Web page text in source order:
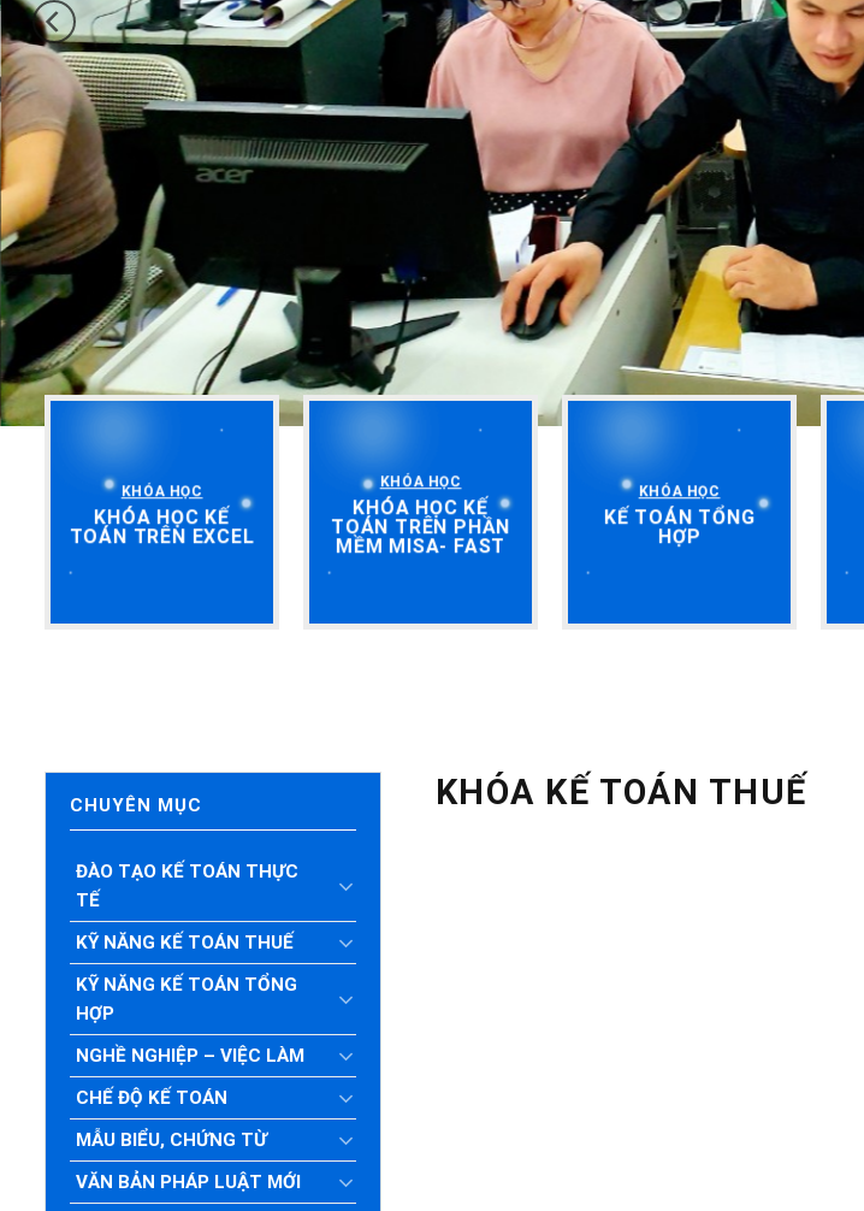
KHÓA HỌC
KHÓA HỌC KẾ
TOÁN TRÊN EXCEL
KHÓA HỌC
KHÓA HỌC KẾ
TOÁN TRÊN PHẦN
MỀM MISA- FAST
KHÓA HỌC
KẾ TOÁN TỔNG
HỢP
KHÓA KẾ TOÁN THUẾ
CHUYÊN MỤC
ĐÀO TẠO KẾ TOÁN THỰC
TẾ
KỸ NĂNG KẾ TOÁN THUẾ
KỸ NĂNG KẾ TOÁN TỔNG
HỢP
NGHỀ NGHIỆP – VIỆC LÀM
CHẾ ĐỘ KẾ TOÁN
MẪU BIỂU, CHỨNG TỪ
VĂN BẢN PHÁP LUẬT MỚI